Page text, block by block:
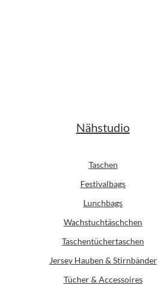
Nähstudio
Taschen
Festivalbags
Lunchbags
Wachstuchtäschchen
Taschentüchertaschen
Jersey Hauben & Stirnbänder
Tücher & Accessoires